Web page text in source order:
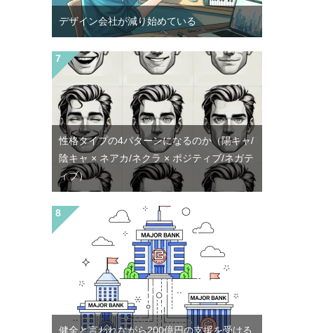
デザイン会社が減り始めている
性格タイプの4パターンになるのか（陽キャ/
陰キャ × ネアカ/ネクラ × ポジティブ/ネガテ
ィブ）
健全と言われながら200億円の支援を受ける